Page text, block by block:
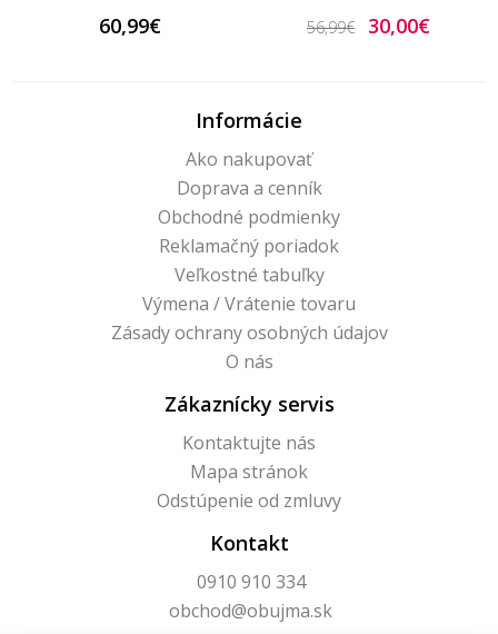
60,99€ 56,99€ 30,00€
Informácie
Ako nakupovať
Doprava a cenník
Obchodné podmienky
Reklamačný poriadok
Veľkostné tabuľky
Výmena / Vrátenie tovaru
Zásady ochrany osobných údajov
O nás
Zákaznícky servis
Kontaktujte nás
Mapa stránok
Odstúpenie od zmluvy
Kontakt
0910 910 334
obchod@obujma.sk